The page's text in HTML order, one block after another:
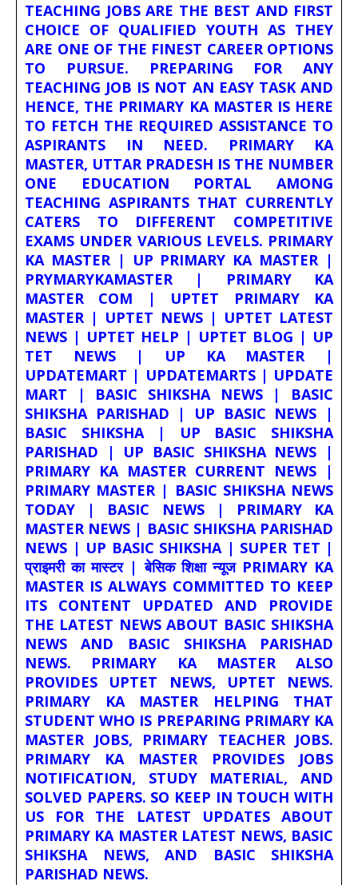
TEACHING JOBS ARE THE BEST AND FIRST
CHOICE OF QUALIFIED YOUTH AS THEY
ARE ONE OF THE FINEST CAREER OPTIONS
TO PURSUE. PREPARING FOR ANY
TEACHING JOB IS NOT AN EASY TASK AND
HENCE, THE PRIMARY KA MASTER IS HERE
TO FETCH THE REQUIRED ASSISTANCE TO
ASPIRANTS IN NEED. PRIMARY KA
MASTER, UTTAR PRADESH IS THE NUMBER
ONE EDUCATION PORTAL AMONG
TEACHING ASPIRANTS THAT CURRENTLY
CATERS TO DIFFERENT COMPETITIVE
EXAMS UNDER VARIOUS LEVELS. PRIMARY
KA MASTER | UP PRIMARY KA MASTER |
PRYMARYKAMASTER | PRIMARY KA
MASTER COM | UPTET PRIMARY KA
MASTER | UPTET NEWS | UPTET LATEST
NEWS | UPTET HELP | UPTET BLOG | UP
TET NEWS | UP KA MASTER |
UPDATEMART | UPDATEMARTS | UPDATE
MART | BASIC SHIKSHA NEWS | BASIC
SHIKSHA PARISHAD | UP BASIC NEWS |
BASIC SHIKSHA | UP BASIC SHIKSHA
PARISHAD | UP BASIC SHIKSHA NEWS |
PRIMARY KA MASTER CURRENT NEWS |
PRIMARY MASTER | BASIC SHIKSHA NEWS
TODAY | BASIC NEWS | PRIMARY KA
MASTER NEWS | BASIC SHIKSHA PARISHAD
NEWS | UP BASIC SHIKSHA | SUPER TET |
प्राइमरी का मास्टर | बेसिक शिक्षा न्यूज PRIMARY KA
MASTER IS ALWAYS COMMITTED TO KEEP
ITS CONTENT UPDATED AND PROVIDE
THE LATEST NEWS ABOUT BASIC SHIKSHA
NEWS AND BASIC SHIKSHA PARISHAD
NEWS. PRIMARY KA MASTER ALSO
PROVIDES UPTET NEWS, UPTET NEWS.
PRIMARY KA MASTER HELPING THAT
STUDENT WHO IS PREPARING PRIMARY KA
MASTER JOBS, PRIMARY TEACHER JOBS.
PRIMARY KA MASTER PROVIDES JOBS
NOTIFICATION, STUDY MATERIAL, AND
SOLVED PAPERS. SO KEEP IN TOUCH WITH
US FOR THE LATEST UPDATES ABOUT
PRIMARY KA MASTER LATEST NEWS, BASIC
SHIKSHA NEWS, AND BASIC SHIKSHA
PARISHAD NEWS.